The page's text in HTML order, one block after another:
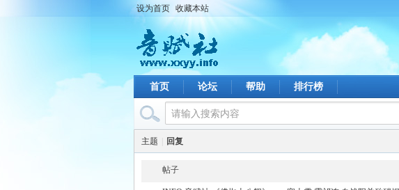
设为首页 收藏本站
首页 论坛 帮助 排行榜
主题 回复
帖子